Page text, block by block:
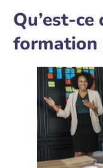
Qu’est-ce
formation